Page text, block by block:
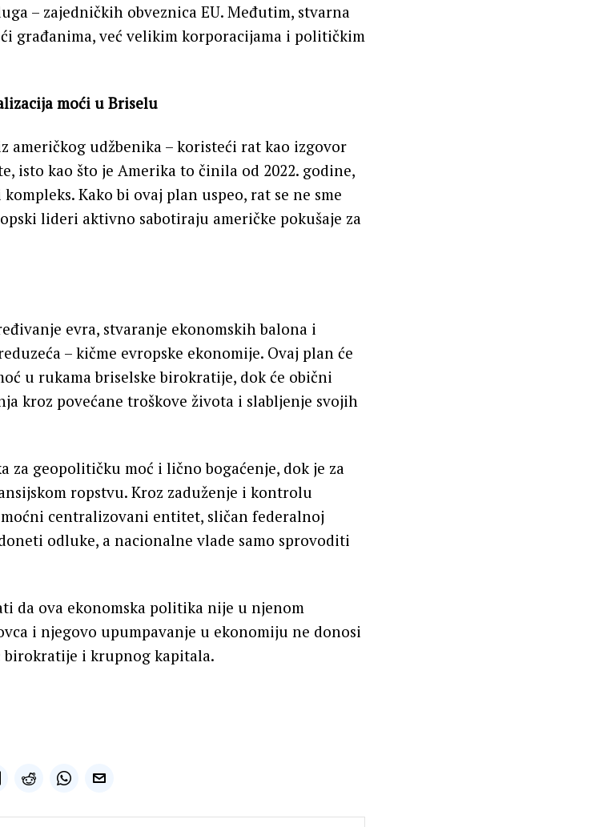
– zajedničkih obveznica EU. Međutim, stvarna
građanima, već velikim korporacijama i političkim
moći u Briselu
američkog udžbenika – koristeći rat kao izgovor
isto kao što je Amerika to činila od 2022. godine,
Kako bi ovaj plan uspeo, rat se ne sme
lideri aktivno sabotiraju američke pokušaje za
evra, stvaranje ekonomskih balona i
– kičme evropske ekonomije. Ovaj plan će
u rukama briselske birokratije, dok će obični
kroz povećane troškove života i slabljenje svojih
za geopolitičku moć i lično bogaćenje, dok je za
ropstvu. Kroz zaduženje i kontrolu
centralizovani entitet, sličan federalnoj
odluke, a nacionalne vlade samo sprovoditi
da ova ekonomska politika nije u njenom
i njegovo upumpavanje u ekonomiju ne donosi
birokratije i krupnog kapitala.